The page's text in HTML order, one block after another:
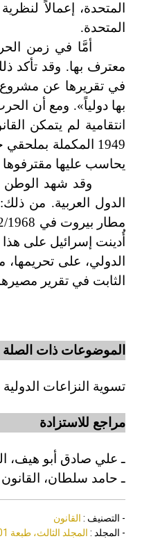
المتحدة، إعمالاً
المتحدة.
أمَّا في زمن
معترف بها. وقد تأكد
في تقريرها عن مشروع
بها دولياً». ومع أن
انتقامية لم يتمكن
يحاسب عليها
وقد شهد الوطن
الدولي، على
الثابت في تقرير
الموضوعات ذات الصلة
تسوية النزاعات
مراجع للاستزادة
ـ علي صادق أبو هيف،
ـ حامد سلطان، القانون
- التصنيف : القانون
- المجلد : المجلد الثالث، طبعة 2001، دمشق